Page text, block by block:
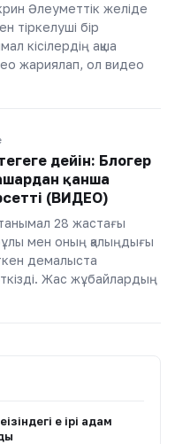
Әлеуметтік желіде
тіркелуші бір
кісілердің ақша
жариялап, ол видео
дейін: Блогер
қанша
(ВИДЕО)
28 жастағы
мен оның қалыңдығы
демалыста
Жас жұбайлардың
ең ірі адам